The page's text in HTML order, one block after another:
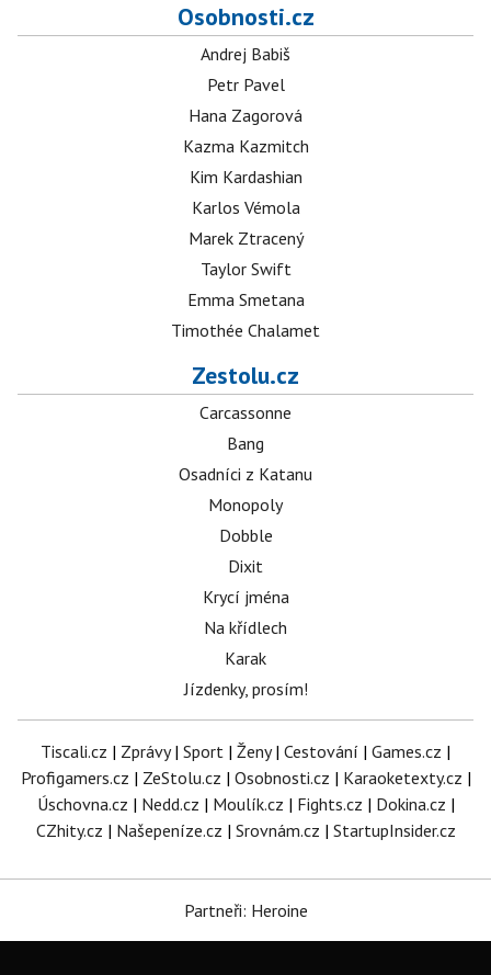
Osobnosti.cz
Andrej Babiš
Petr Pavel
Hana Zagorová
Kazma Kazmitch
Kim Kardashian
Karlos Vémola
Marek Ztracený
Taylor Swift
Emma Smetana
Timothée Chalamet
Zestolu.cz
Carcassonne
Bang
Osadníci z Katanu
Monopoly
Dobble
Dixit
Krycí jména
Na křídlech
Karak
Jízdenky, prosím!
Tiscali.cz | Zprávy| Sport | Ženy| Cestování | Games.cz |
Profigamers.cz | ZeStolu.cz | Osobnosti.cz | Karaoketexty.cz |
Úschovna.cz | Nedd.cz | Moulík.cz | Fights.cz | Dokina.cz |
CZhity.cz | Našepeníze.cz | Srovnám.cz | StartupInsider.cz
Partneři: Heroine